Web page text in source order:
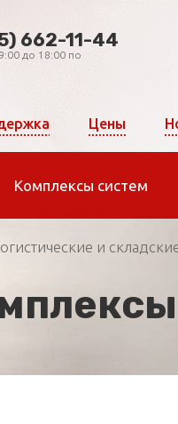
662-11-44
до 18:00 по
Комплексы систем
Цены
и